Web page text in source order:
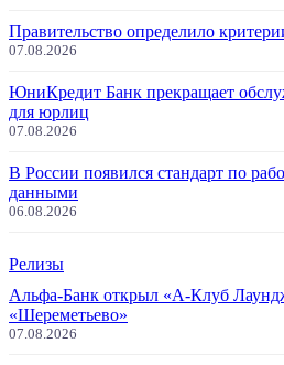
Правительство определило
07.08.2026
ЮниКредит Банк прекращает
для юрлиц
07.08.2026
В России появился стандарт по
данными
06.08.2026
Релизы
Альфа-Банк открыл «А-Клуб
«Шереметьево»
07.08.2026